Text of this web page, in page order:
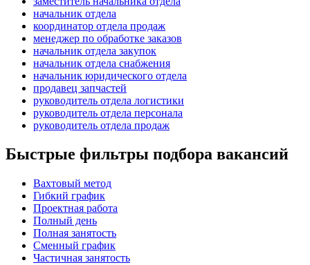
начальник отдела
координатор отдела продаж
менеджер по обработке заказов
начальник отдела закупок
начальник отдела снабжения
начальник юридического отдела
продавец запчастей
руководитель отдела логистики
руководитель отдела персонала
руководитель отдела продаж
Быстрые фильтры подбора вакансий
Вахтовый метод
Гибкий график
Проектная работа
Полный день
Полная занятость
Сменный график
Частичная занятость